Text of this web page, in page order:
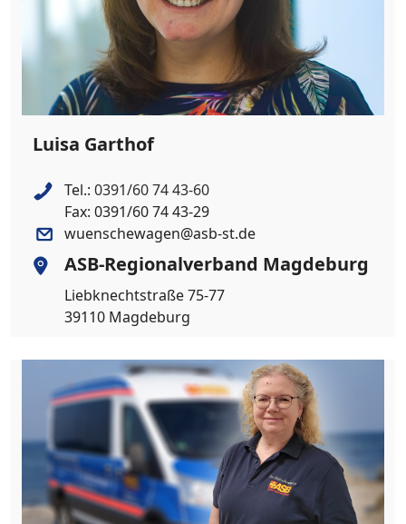
Luisa Garthof
Tel.: 0391/60 74 43-60
Fax: 0391/60 74 43-29
wuenschewagen@asb-st.de
ASB-Regionalverband Magdeburg
Liebknechtstraße 75-77
39110 Magdeburg